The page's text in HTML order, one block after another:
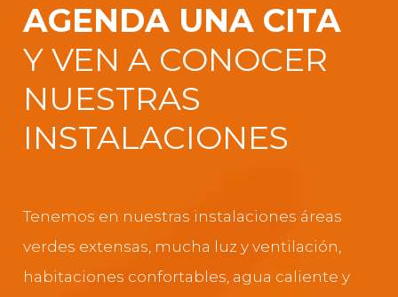
AGENDA UNA CITA
Y VEN A CONOCER
NUESTRAS
INSTALACIONES
Tenemos en nuestras instalaciones áreas
verdes extensas, mucha luz y ventilación,
habitaciones confortables, agua caliente y